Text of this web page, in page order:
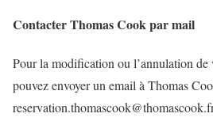
Contacter Thomas Cook par mail
Pour la modification ou l’annulation de
pouvez envoyer un email à Thomas